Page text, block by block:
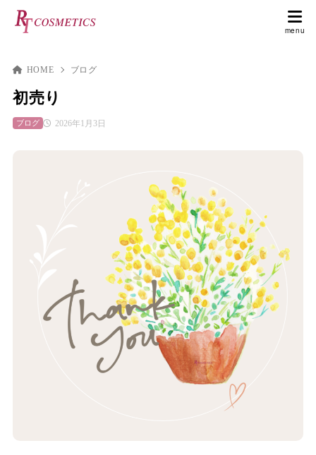
HOME ブログ
初売り
2026年1月3日
ブログ